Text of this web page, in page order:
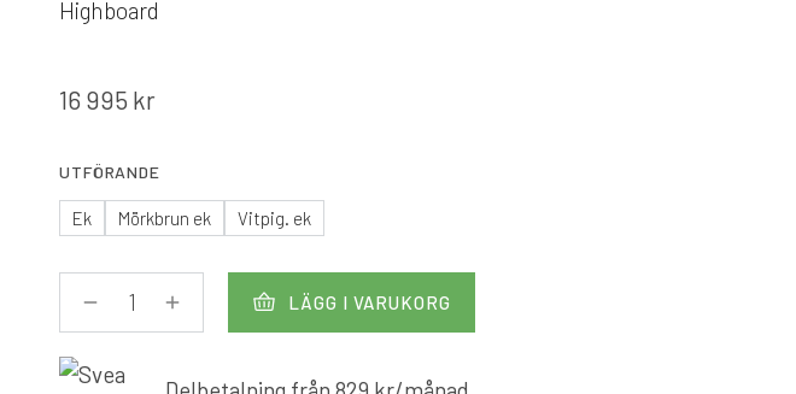
Highboard
16 995 kr
UTFÖRANDE
Ek Mörkbrun ek Vitpig. ek
LÄGG I VARUKORG